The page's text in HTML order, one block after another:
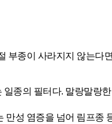
종이 사라지지 않는다
종의 필터다. 말랑말랑
성 염증을 넘어 림프종